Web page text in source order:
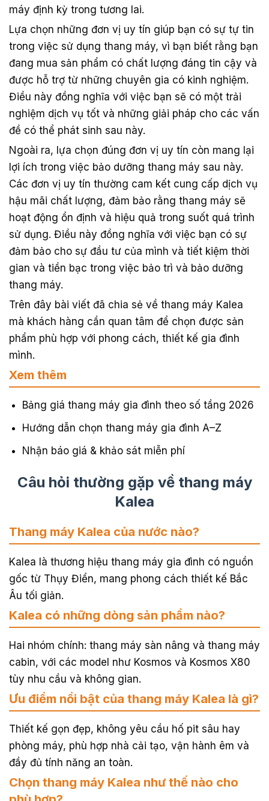
máy định kỳ trong tương lai.
Lựa chọn những đơn vị uy tín giúp bạn có sự tự tin
trong việc sử dụng thang máy, vì bạn biết rằng bạn
đang mua sản phẩm có chất lượng đáng tin cậy và
được hỗ trợ từ những chuyên gia có kinh nghiệm.
Điều này đồng nghĩa với việc bạn sẽ có một trải
nghiệm dịch vụ tốt và những giải pháp cho các vấn
đề có thể phát sinh sau này.
Ngoài ra, lựa chọn đúng đơn vị uy tín còn mang lại
lợi ích trong việc bảo dưỡng thang máy sau này.
Các đơn vị uy tín thường cam kết cung cấp dịch vụ
hậu mãi chất lượng, đảm bảo rằng thang máy sẽ
hoạt động ổn định và hiệu quả trong suốt quá trình
sử dụng. Điều này đồng nghĩa với việc bạn có sự
đảm bảo cho sự đầu tư của mình và tiết kiệm thời
gian và tiền bạc trong việc bảo trì và bảo dưỡng
thang máy.
Trên đây bài viết đã chia sẻ về thang máy Kalea
mà khách hàng cần quan tâm để chọn được sản
phẩm phù hợp với phong cách, thiết kế gia đình
mình.
Xem thêm
Bảng giá thang máy gia đình theo số tầng 2026
Hướng dẫn chọn thang máy gia đình A–Z
Nhận báo giá & khảo sát miễn phí
Câu hỏi thường gặp về thang máy
Kalea
Thang máy Kalea của nước nào?
Kalea là thương hiệu thang máy gia đình có nguồn
gốc từ Thụy Điển, mang phong cách thiết kế Bắc
Âu tối giản.
Kalea có những dòng sản phẩm nào?
Hai nhóm chính: thang máy sàn nâng và thang máy
cabin, với các model như Kosmos và Kosmos X80
tùy nhu cầu và không gian.
Ưu điểm nổi bật của thang máy Kalea là gì?
Thiết kế gọn đẹp, không yêu cầu hố pit sâu hay
phòng máy, phù hợp nhà cải tạo, vận hành êm và
đầy đủ tính năng an toàn.
Chọn thang máy Kalea như thế nào cho